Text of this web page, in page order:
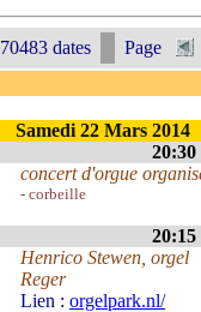
70483 dates Page
Samedi 22 Mars 2014
20:30
concert d'orgue
- corbeille
20:15
Henrico Stewen, orgel
Reger
Lien : orgelpark.nl/